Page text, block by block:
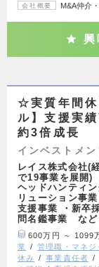
会社概要 M&A仲介
興
☆実質年間休
ル】支援実
約3倍成長
インベストメ
レイス株式会社(
で19事業を展開)
ヘッドハンティ
リューション事
支援事業 ・新卒
問名鑑事業 など
600万円 ～ 1099
業
管理職・マネジ
休み
事業責任者